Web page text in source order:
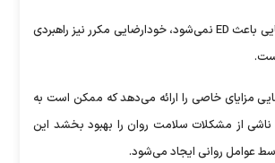
همانطور که خودارضایی باعث ED نمی‌شود، خودارضایی مکرر نیز راهبردی
مزایای خاصی را ارائه می‌دهد که ممکن است به
طور غیرمستقیم ED ناشی از مشکلات سلامت روان را بهبود بخشد این